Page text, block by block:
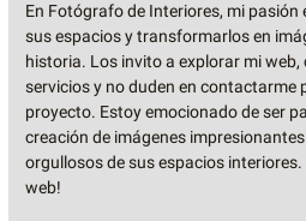
En Fotógrafo de Interiores, mi pasión
sus espacios y transformarlos en
historia. Los invito a explorar mi
servicios y no duden en contactarme
proyecto. Estoy emocionado de ser
creación de imágenes
orgullosos de sus espacios interiores.
web!